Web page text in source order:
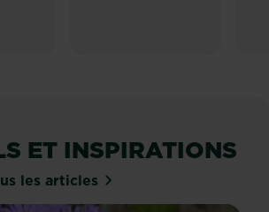
ET INSPIRATIONS
les articles